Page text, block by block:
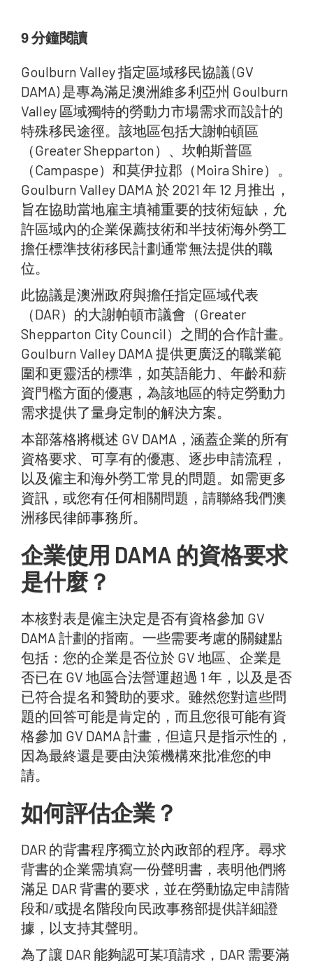
9分鐘閱讀
Goulburn Valley 指定區域移民協議 (GV
DAMA) 是專為滿足澳洲維多利亞州 Goulburn
Valley 區域獨特的勞動力市場需求而設計的
特殊移民途徑。該地區包括大謝帕頓區
（Greater Shepparton）、坎帕斯普區
（Campaspe）和莫伊拉郡（Moira Shire）。
Goulburn Valley DAMA 於 2021 年 12 月推出，
旨在協助當地雇主填補重要的技術短缺，允
許區域內的企業保薦技術和半技術海外勞工
擔任標準技術移民計劃通常無法提供的職
位。
此協議是澳洲政府與擔任指定區域代表
（DAR）的大謝帕頓市議會（Greater
Shepparton City Council）之間的合作計畫。
Goulburn Valley DAMA 提供更廣泛的職業範
圍和更靈活的標準，如英語能力、年齡和薪
資門檻方面的優惠，為該地區的特定勞動力
需求提供了量身定制的解決方案。
本部落格將概述 GV DAMA，涵蓋企業的所有
資格要求、可享有的優惠、逐步申請流程，
以及僱主和海外勞工常見的問題。如需更多
資訊，或您有任何相關問題，請聯絡我們澳
洲移民律師事務所。
企業使用 DAMA 的資格要求
是什麼？
本核對表是僱主決定是否有資格參加 GV
DAMA 計劃的指南。一些需要考慮的關鍵點
包括：您的企業是否位於 GV 地區、企業是
否已在 GV 地區合法營運超過 1 年，以及是否
已符合提名和贊助的要求。雖然您對這些問
題的回答可能是肯定的，而且您很可能有資
格參加 GV DAMA 計畫，但這只是指示性的，
因為最終還是要由決策機構來批准您的申
請。
如何評估企業？
DAR 的背書程序獨立於內政部的程序。尋求
背書的企業需填寫一份聲明書，表明他們將
滿足 DAR 背書的要求，並在勞動協定申請階
段和/或提名階段向民政事務部提供詳細證
據，以支持其聲明。
為了讓 DAR 能夠認可某項請求，DAR 需要滿